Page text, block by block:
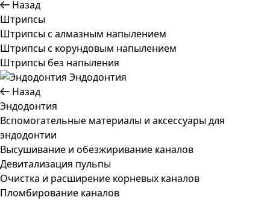
Назад
Штрипсы
Штрипсы c алмазным напылением
Штрипсы c корундовым напылением
Штрипсы без напыления
Эндодонтия
Назад
Эндодонтия
Вспомогательные материалы и аксессуары для
эндодонтии
Высушивание и обезжиривание каналов
Девитализация пульпы
Очистка и расширение корневых каналов
Пломбирование каналов